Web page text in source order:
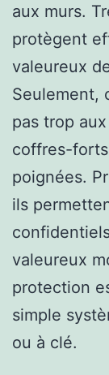
aux murs.
protègent
valeureux
Seulement,
pas trop
coffres-
poignées.
ils
valeureux
protection
simple
ou à clé.